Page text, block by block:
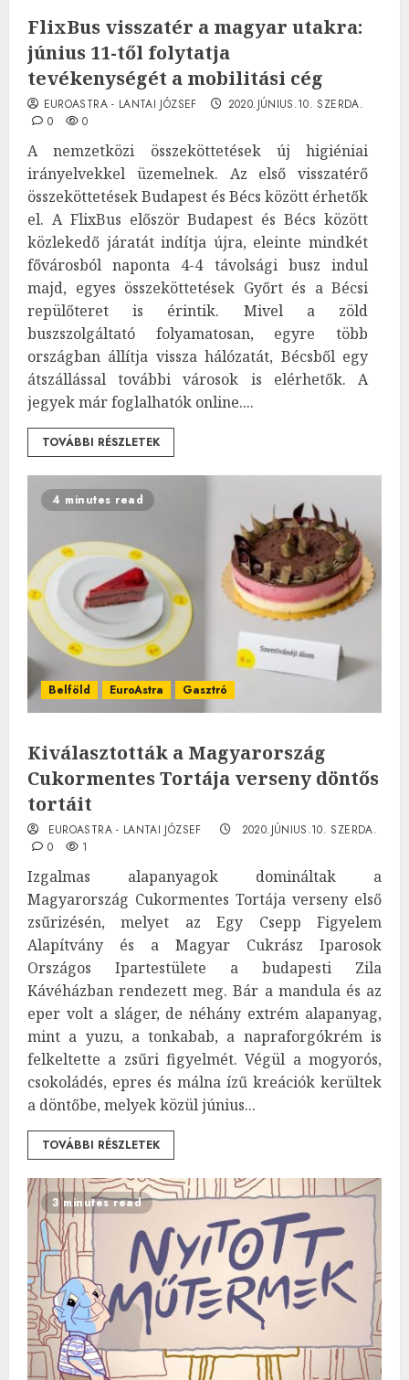
FlixBus visszatér a magyar utakra:
június 11-től folytatja
tevékenységét a mobilitási cég
EUROASTRA - LANTAI JÓZSEF
2020.JÚNIUS.10. SZERDA.
0
0
A nemzetközi összeköttetések új higiéniai
irányelvekkel üzemelnek. Az első visszatérő
összeköttetések Budapest és Bécs között érhetők
el. A FlixBus először Budapest és Bécs között
közlekedő járatát indítja újra, eleinte mindkét
fővárosból naponta 4-4 távolsági busz indul
majd, egyes összeköttetések Győrt és a Bécsi
repülőteret is érintik. Mivel a zöld
buszszolgáltató folyamatosan, egyre több
országban állítja vissza hálózatát, Bécsből egy
átszállással további városok is elérhetők. A
jegyek már foglalhatók online....
TOVÁBBI RÉSZLETEK
4 minutes read
Belföld EuroAstra Gasztró
Kiválasztották a Magyarország
Cukormentes Tortája verseny döntős
tortáit
EUROASTRA - LANTAI JÓZSEF
2020.JÚNIUS.10. SZERDA.
0
1
Izgalmas alapanyagok domináltak a
Magyarország Cukormentes Tortája verseny első
zsűrizésén, melyet az Egy Csepp Figyelem
Alapítvány és a Magyar Cukrász Iparosok
Országos Ipartestülete a budapesti Zila
Kávéházban rendezett meg. Bár a mandula és az
eper volt a sláger, de néhány extrém alapanyag,
mint a yuzu, a tonkabab, a napraforgókrém is
felkeltette a zsűri figyelmét. Végül a mogyorós,
csokoládés, epres és málna ízű kreációk kerültek
a döntőbe, melyek közül június...
TOVÁBBI RÉSZLETEK
3 minutes read